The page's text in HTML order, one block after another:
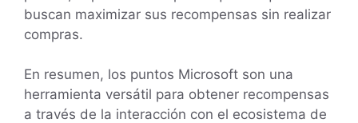
buscan maximizar sus recompensas sin realizar
compras.
En resumen, los puntos Microsoft son una
herramienta versátil para obtener recompensas
a través de la interacción con el ecosistema de